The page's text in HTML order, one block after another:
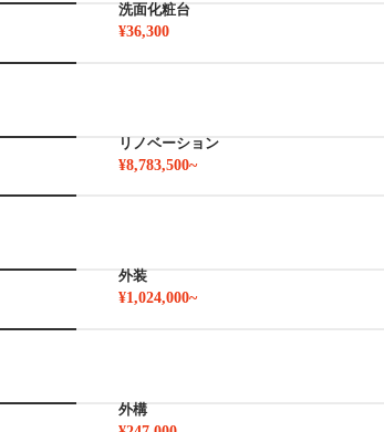
洗面化粧台
¥36,300
リノベーション
¥8,783,500~
外装
¥1,024,000~
外構